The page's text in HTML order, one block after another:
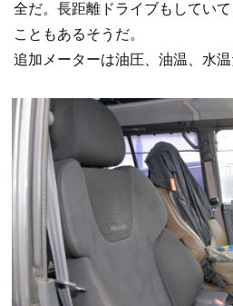
全だ。長距離ドライブもしてい
こともあるそうだ。
追加メーターは油圧、油温、水温